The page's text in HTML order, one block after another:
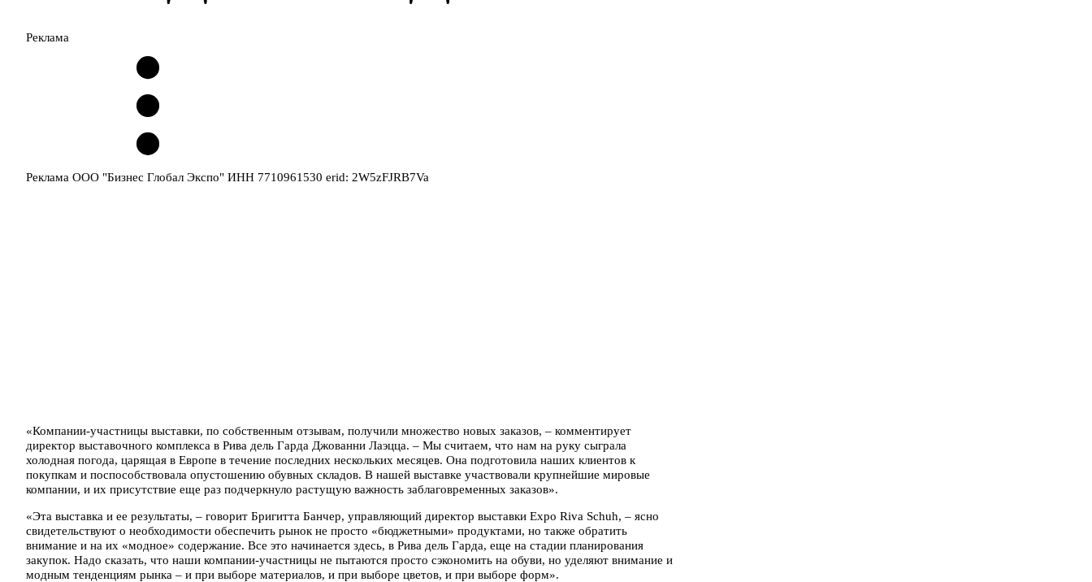
Реклама
Реклама ООО "Бизнес Глобал Экспо" ИНН 7710961530 erid: 2W5zFJRB7Va
«Компании-участницы выставки, по собственным отзывам, получили множество новых заказов, – комментирует
директор выставочного комплекса в Рива дель Гарда Джованни Лаэцца. – Мы считаем, что нам на руку сыграла
холодная погода, царящая в Европе в течение последних нескольких месяцев. Она подготовила наших клиентов к
покупкам и поспособствовала опустошению обувных складов. В нашей выставке участвовали крупнейшие мировые
компании, и их присутствие еще раз подчеркнуло растущую важность заблаговременных заказов».
«Эта выставка и ее результаты, – говорит Бригитта Банчер, управляющий директор выставки Expo Riva Sсhuh, – ясно
свидетельствуют о необходимости обеспечить рынок не просто «бюджетными» продуктами, но также обратить
внимание и на их «модное» содержание. Все это начинается здесь, в Рива дель Гарда, еще на стадии планирования
закупок. Надо сказать, что наши компании-участницы не пытаются просто сэкономить на обуви, но уделяют внимание и
модным тенденциям рынка – и при выборе материалов, и при выборе цветов, и при выборе форм».